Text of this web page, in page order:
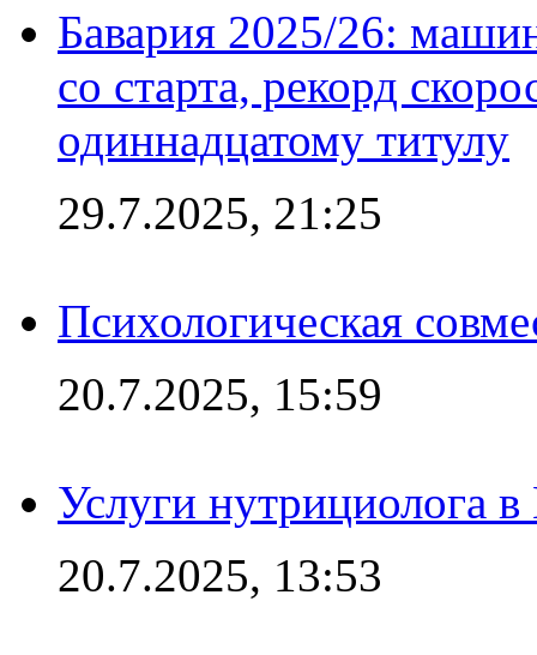
Бавария 2025/26:
со старта, рекорд
одиннадцатому титулу
29.7.2025, 21:25
Психологическая
20.7.2025, 15:59
Услуги нутрициолога
20.7.2025, 13:53